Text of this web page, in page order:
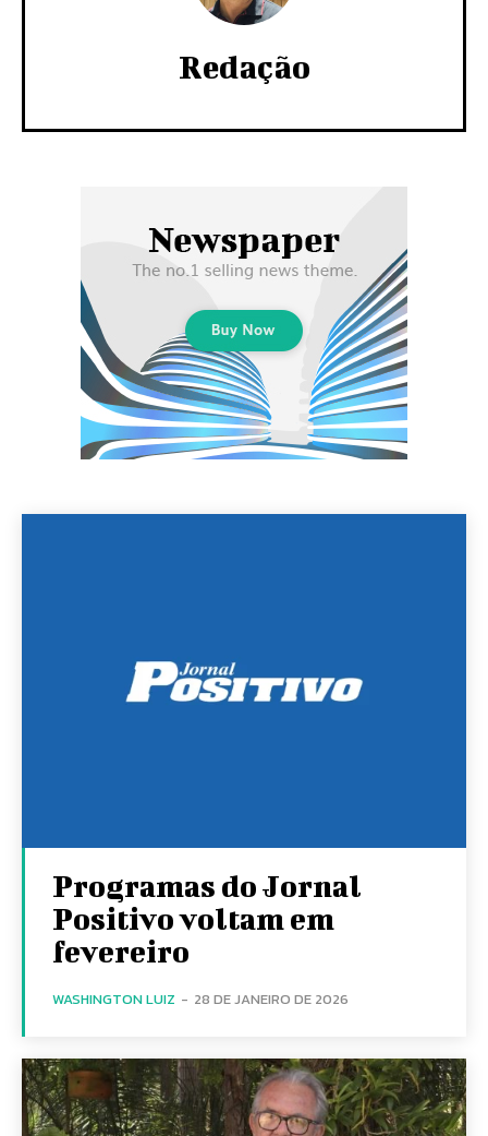
Redação
Programas do Jornal
Positivo voltam em
fevereiro
WASHINGTON LUIZ - 28 DE JANEIRO DE 2026